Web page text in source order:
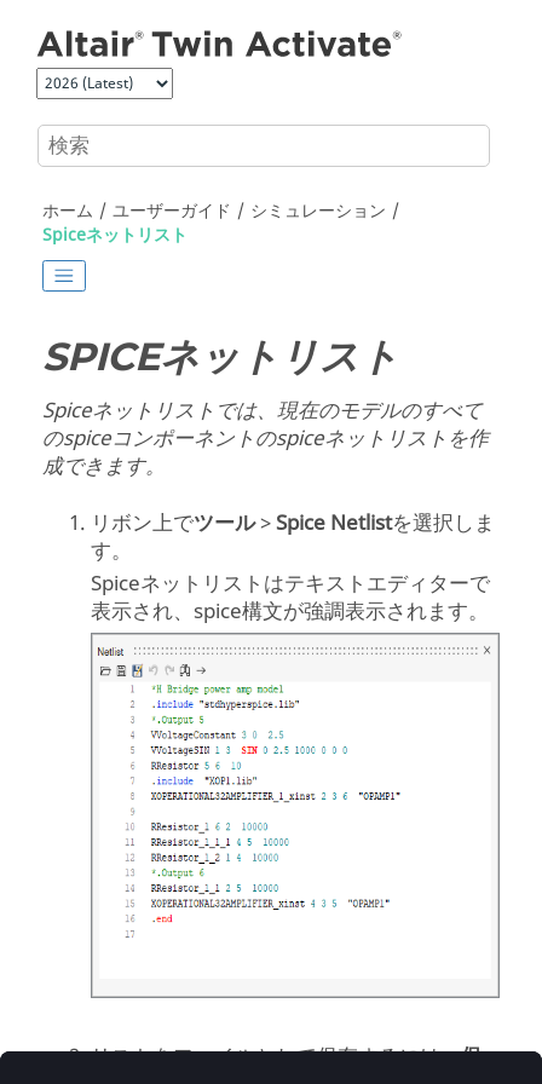
ホーム ユーザーガイド
シミュレーション
Spiceネットリスト
SPICEネットリスト
Spiceネットリストでは、現在のモデルのすべて
のspiceコンポーネントのspiceネットリストを作
成できます。
リボン上でツール>Spice Netlistを選択しま
す。
Spiceネットリストはテキストエディターで
表示され、spice構文が強調表示されます。
リストをファイルとして保存するには、保